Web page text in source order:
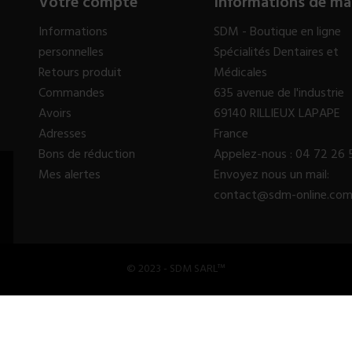
Informations
personnelles
Retours produit
Commandes
Avoirs
Adresses
Bons de réduction
Mes alertes
SDM - Boutique en ligne
Spécialités Dentaires et
Médicales
635 avenue de l'industrie
69140 RILLIEUX LAPAPE
France
Appelez-nous : 04 72 26
Envoyez nous un mail:
contact@sdm-online.com
© 2023 - SDM SARL™